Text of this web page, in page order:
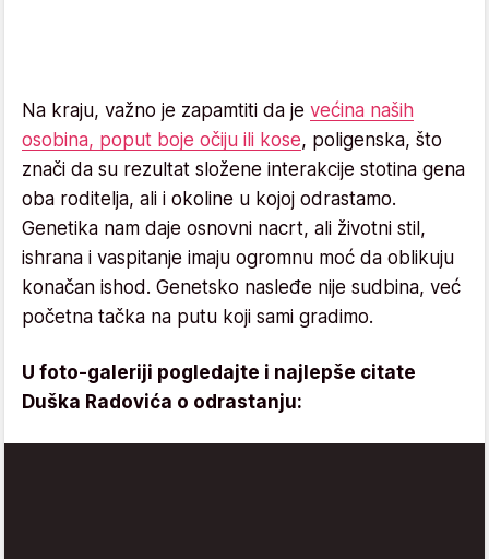
Na kraju, važno je zapamtiti da je većina naših
osobina, poput boje očiju ili kose, poligenska, što
znači da su rezultat složene interakcije stotina gena
oba roditelja, ali i okoline u kojoj odrastamo.
Genetika nam daje osnovni nacrt, ali životni stil,
ishrana i vaspitanje imaju ogromnu moć da oblikuju
konačan ishod. Genetsko nasleđe nije sudbina, već
početna tačka na putu koji sami gradimo.
U foto-galeriji pogledajte i najlepše citate
Duška Radovića o odrastanju: